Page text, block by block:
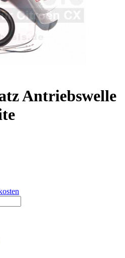
Antriebswelle